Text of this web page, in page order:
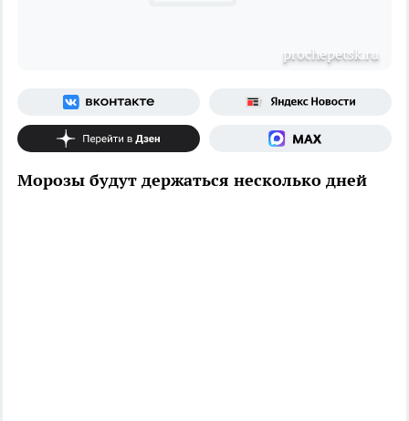
prochepetsk.ru
Морозы будут держаться несколько дней